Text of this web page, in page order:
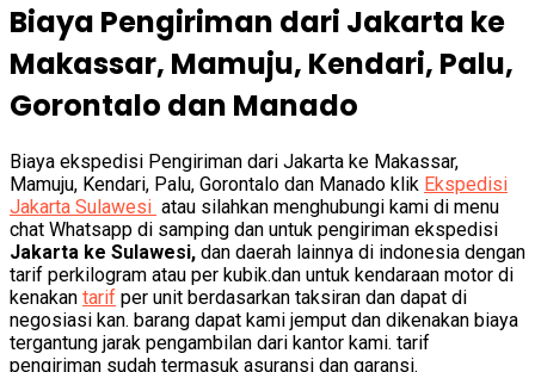
Biaya Pengiriman dari Jakarta ke
Makassar, Mamuju, Kendari, Palu,
Gorontalo dan Manado
Biaya ekspedisi Pengiriman dari Jakarta ke Makassar,
Mamuju, Kendari, Palu, Gorontalo dan Manado klik Ekspedisi
Jakarta Sulawesi atau silahkan menghubungi kami di menu
chat Whatsapp di samping dan untuk pengiriman ekspedisi
Jakarta ke Sulawesi, dan daerah lainnya di indonesia dengan
tarif perkilogram atau per kubik.dan untuk kendaraan motor di
kenakan tarif per unit berdasarkan taksiran dan dapat di
negosiasi kan. barang dapat kami jemput dan dikenakan biaya
tergantung jarak pengambilan dari kantor kami. tarif
pengiriman sudah termasuk asuransi dan garansi.